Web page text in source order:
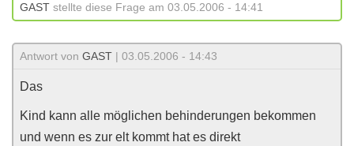
GAST stellte diese Frage am 03.05.2006 - 14:41
Antwort von GAST | 03.05.2006 - 14:43
Das
Kind kann alle möglichen behinderungen bekommen
und wenn es zur elt kommt hat es direkt